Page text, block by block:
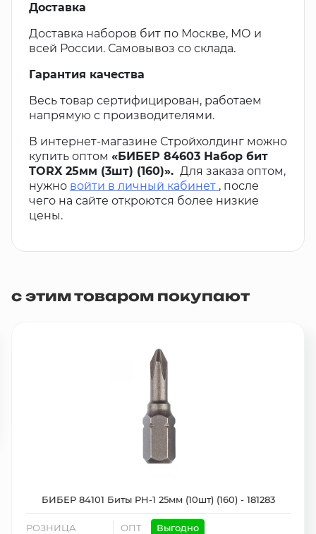
Доставка
Доставка наборов бит по Москве, МО и
всей России. Самовывоз со склада.
Гарантия качества
Весь товар сертифицирован, работаем
напрямую с производителями.
В интернет-магазине Стройхолдинг можно
купить оптом «БИБЕР 84603 Набор бит
TORX 25мм (3шт) (160)». Для заказа оптом,
нужно войти в личный кабинет , после
чего на сайте откроются более низкие
цены.
с этим товаром покупают
БИБЕР 84101 Биты PH-1 25мм (10шт) (160) - 181283
РОЗНИЦА ОПТ Выгодно